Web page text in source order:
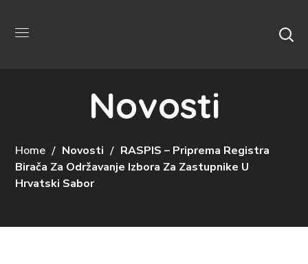
Novosti
Home Novosti
RASPIS – Priprema Registra
Birača Za Održavanje Izbora Za Zastupnike U
Hrvatski Sabor